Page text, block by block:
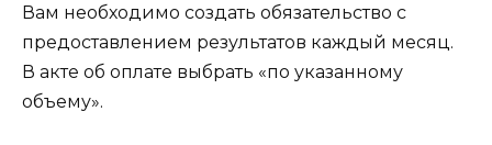
Вам необходимо создать обязательство с
предоставлением результатов каждый месяц.
В акте об оплате выбрать «по указанному
объему».